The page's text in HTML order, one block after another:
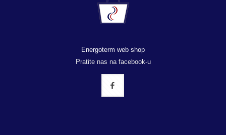
Energoterm web shop
Pratite nas na facebook-u